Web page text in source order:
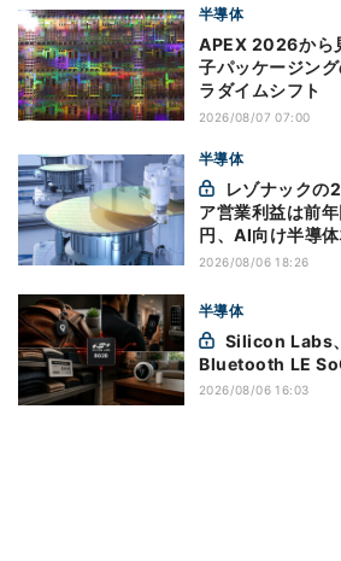
半導体
APEX 2026から
子パッケージン
ラダイムシフト
2026/08/07 07:00
半導体
ア営業利益は前
円、AI向け半導
2026/08/06 18:26
半導体
Bluetooth LE
2026/08/06 16:03